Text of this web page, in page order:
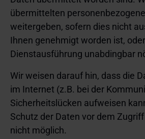
übermittelten
weitergeben, sofern dies nicht
Ihnen genehmigt worden ist,
Dienstausführung unabdingbar
Wir weisen darauf hin, dass die
im Internet (z.B. bei der
Sicherheitslücken aufweisen
Schutz der Daten vor dem
nicht möglich.